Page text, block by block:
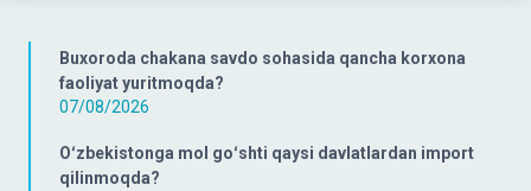
Buxoroda chakana savdo sohasida qancha korxona
faoliyat yuritmoqda?
07/08/2026
Oʻzbekistonga mol goʻshti qaysi davlatlardan import
qilinmoqda?